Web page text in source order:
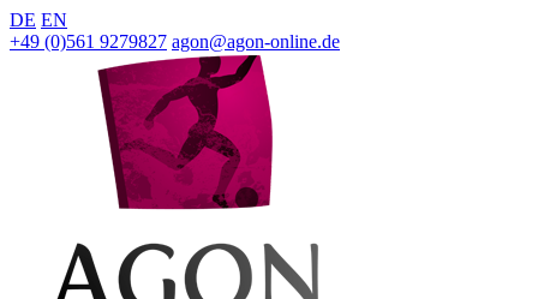
DE EN
+49 (0)561 9279827 agon@agon-online.de